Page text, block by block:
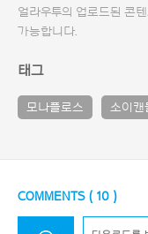
얼라우투의 업로드된 콘
가능합니다.
태그
모나플로스 소이캔
COMMENTS ( 10 )